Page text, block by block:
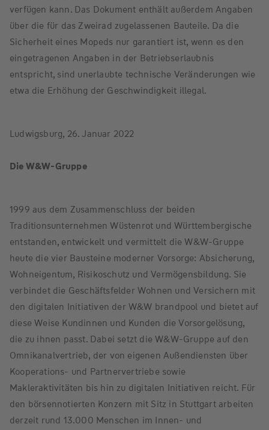
verfügen kann. Das Dokument enthält außerdem Angaben
über die für das Zweirad zugelassenen Bauteile. Da die
Sicherheit eines Mopeds nur garantiert ist, wenn es den
eingetragenen Angaben in der Betriebserlaubnis
entspricht, sind unerlaubte technische Veränderungen wie
etwa die Erhöhung der Geschwindigkeit illegal.
Ludwigsburg, 26. Januar 2022
Die W&W-Gruppe
1999 aus dem Zusammenschluss der beiden
Traditionsunternehmen Wüstenrot und Württembergische
entstanden, entwickelt und vermittelt die W&W-Gruppe
heute die vier Bausteine moderner Vorsorge: Absicherung,
Wohneigentum, Risikoschutz und Vermögensbildung. Sie
verbindet die Geschäftsfelder Wohnen und Versichern mit
den digitalen Initiativen der W&W brandpool und bietet auf
diese Weise Kundinnen und Kunden die Vorsorgelösung,
die zu ihnen passt. Dabei setzt die W&W-Gruppe auf den
Omnikanalvertrieb, der von eigenen Außendiensten über
Kooperations- und Partnervertriebe sowie
Makleraktivitäten bis hin zu digitalen Initiativen reicht. Für
den börsennotierten Konzern mit Sitz in Stuttgart arbeiten
derzeit rund 13.000 Menschen im Innen- und